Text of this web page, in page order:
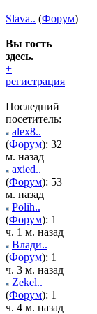
Slava.. (Форум)
Вы гость
здесь.
+
регистрация
Последний
посетитель:
alex8..
(Форум): 32
м. назад
axied..
(Форум): 53
м. назад
Polih..
(Форум): 1
ч. 1 м. назад
Влади..
(Форум): 1
ч. 3 м. назад
Zekel..
(Форум): 1
ч. 4 м. назад